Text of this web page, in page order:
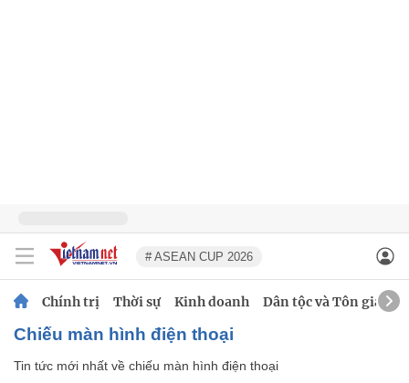
# ASEAN CUP 2026
Chính trị Thời sự Kinh doanh Dân tộc và Tôn giáo
chiếu màn hình điện thoại
Tin tức mới nhất về chiếu màn hình điện thoại